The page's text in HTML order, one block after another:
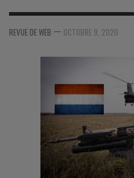
REVUE DE WEB — OCTOBRE 9, 2020